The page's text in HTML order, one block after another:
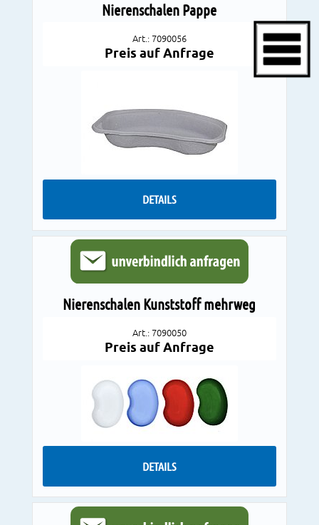
Nierenschalen Pappe
Art.: 7090056
Preis auf Anfrage
DETAILS
Nierenschalen Kunststoff mehrweg
Art.: 7090050
Preis auf Anfrage
DETAILS